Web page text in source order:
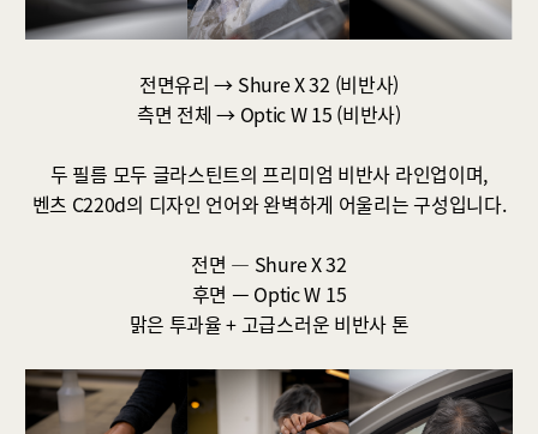
전면유리 → Shure X 32 (비반사)
측면 전체 → Optic W 15 (비반사)
두 필름 모두 글라스틴트의 프리미엄 비반사 라인업이며,
벤츠 C220d의 디자인 언어와 완벽하게 어울리는 구성입니다.
전면 ― Shure X 32
후면 ㅡ Optic W 15
맑은 투과율 + 고급스러운 비반사 톤